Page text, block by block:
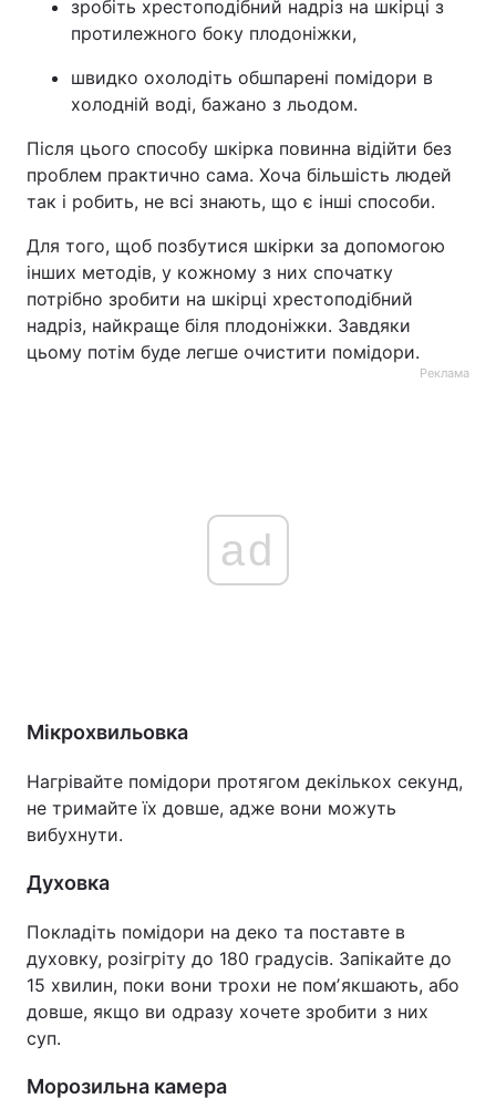
зробіть хрестоподібний надріз на шкірці з
протилежного боку плодоніжки,
швидко охолодіть обшпарені помідори в
холодній воді, бажано з льодом.
Після цього способу шкірка повинна відійти без
проблем практично сама. Хоча більшість людей
так і робить, не всі знають, що є інші способи.
Для того, щоб позбутися шкірки за допомогою
інших методів, у кожному з них спочатку
потрібно зробити на шкірці хрестоподібний
надріз, найкраще біля плодоніжки. Завдяки
цьому потім буде легше очистити помідори.
Реклама
ad
Мікрохвильовка
Нагрівайте помідори протягом декількох секунд,
не тримайте їх довше, адже вони можуть
вибухнути.
Духовка
Покладіть помідори на деко та поставте в
духовку, розігріту до 180 градусів. Запікайте до
15 хвилин, поки вони трохи не помʼякшають, або
довше, якщо ви одразу хочете зробити з них
суп.
Морозильна камера